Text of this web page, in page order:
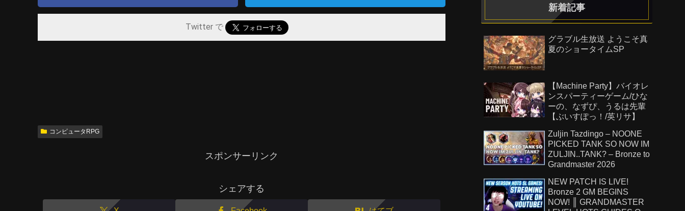
Twitter で
コンピュータRPG
スポンサーリンク
シェアする
新着記事
グラブル生放送 ようこそ真
夏のショータイムSP
【Machine Party】バイオレ
ンスパーティーゲーム/ひな
ーの、なずぴ、うるは先輩
【ぶいすぽっ！/英リサ】
Zuljin Tazdingo – NOONE
PICKED TANK SO NOW IM
ZULJIN..TANK? – Bronze to
Grandmaster 2026
NEW PATCH IS LIVE!
Bronze 2 GM BEGINS
NOW! ║ GRANDMASTER